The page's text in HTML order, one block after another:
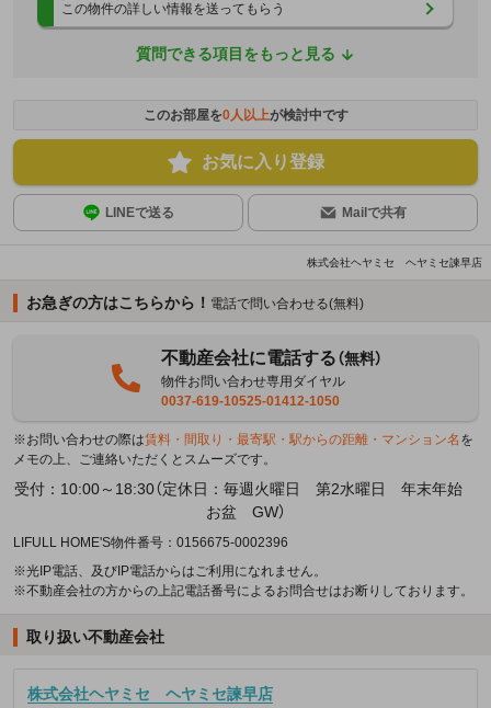
この物件の詳しい情報を送ってもらう
質問できる項目をもっと見る
このお部屋を0人以上が検討中です
お気に入り登録
LINEで送る Mailで共有
株式会社ヘヤミセ ヘヤミセ諫早店
お急ぎの方はこちらから！ 電話で問い合わせる(無料)
不動産会社に電話する（無料）
物件お問い合わせ専用ダイヤル
0037-619-10525-01412-1050
※お問い合わせの際は賃料・間取り・最寄駅・駅からの距離・マンション名 を
メモの上、ご連絡いただくとスムーズです。
受付：10:00～18:30（定休日：毎週火曜日 第2水曜日 年末年始
お盆 GW）
LIFULL HOME'S物件番号：0156675-0002396
※光IP電話、及びIP電話からはご利用になれません。
※不動産会社の方からの上記電話番号によるお問合せはお断りしております。
取り扱い不動産会社
株式会社ヘヤミセ ヘヤミセ諫早店